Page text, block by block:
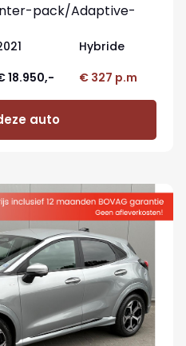
pack/Adaptive-
Hybride
18.950,- € 327 p.m
auto